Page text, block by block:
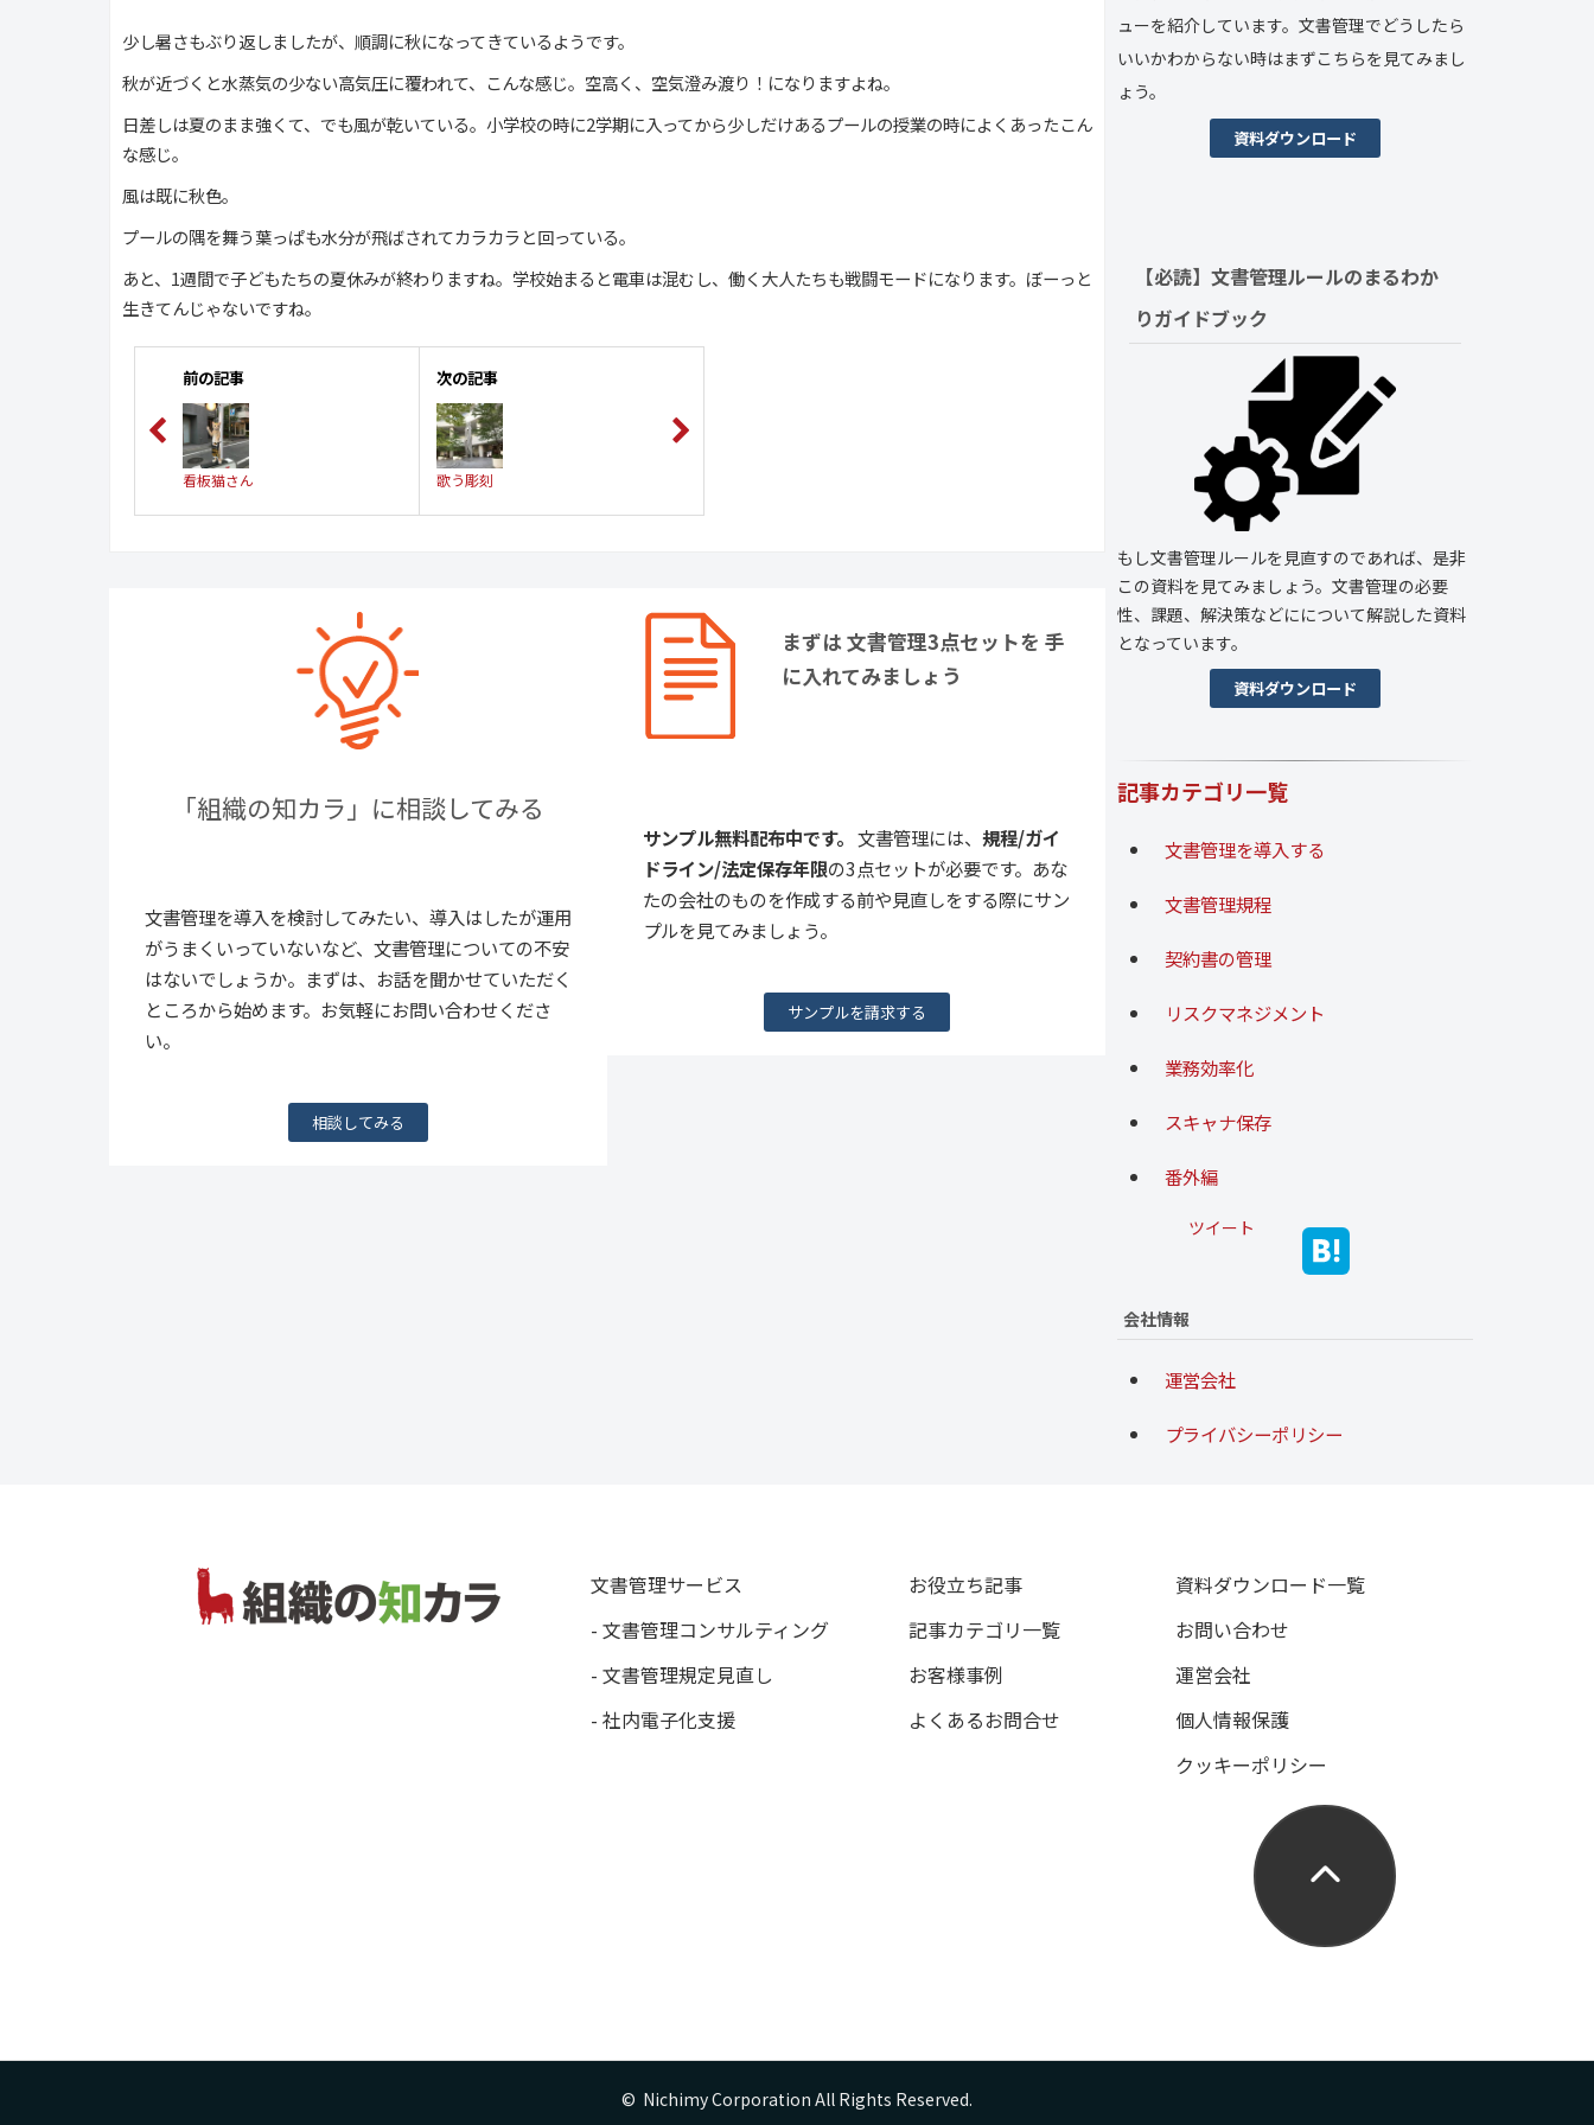
少し暑さもぶり返しましたが、順調に秋になってきているようです。
秋が近づくと水蒸気の少ない高気圧に覆われて、こんな感じ。空高く、空気澄み渡り！になりますよね。
日差しは夏のまま強くて、でも風が乾いている。小学校の時に2学期に入ってから少しだけあるプールの授業の時によくあったこん
な感じ。
風は既に秋色。
プールの隅を舞う葉っぱも水分が飛ばされてカラカラと回っている。
あと、1週間で子どもたちの夏休みが終わりますね。学校始まると電車は混むし、働く大人たちも戦闘モードになります。ぼーっと
生きてんじゃないですね。
前の記事
看板猫さん
次の記事
歌う彫刻
「組織の知カラ」に相談してみる
文書管理を導入を検討してみたい、導入はしたが運用
がうまくいっていないなど、文書管理についての不安
はないでしょうか。まずは、お話を聞かせていただく
ところから始めます。お気軽にお問い合わせくださ
い。
相談してみる
まずは 文書管理3点セットを 手
に入れてみましょう
サンプル無料配布中です。 文書管理には、 規程/ガイ
ドライン/法定保存年限の3点セットが必要です。あな
たの会社のものを作成する前や見直しをする際にサン
プルを見てみましょう。
サンプルを請求する
ューを紹介しています。文書管理でどうしたら
いいかわからない時はまずこちらを見てみまし
ょう。
資料ダウンロード
【必読】文書管理ルールのまるわか
りガイドブック
もし文書管理ルールを見直すのであれば、是非
この資料を見てみましょう。文書管理の必要
性、課題、解決策などにについて解説した資料
となっています。
資料ダウンロード
記事カテゴリ一覧
文書管理を導入する
文書管理規程
契約書の管理
リスクマネジメント
業務効率化
スキャナ保存
番外編
ツイート
会社情報
運営会社
プライバシーポリシー
文書管理サービス
- 文書管理コンサルティング
- 文書管理規定見直し
- 社内電子化支援
お役立ち記事
記事カテゴリ一覧
お客様事例
よくあるお問合せ
資料ダウンロード一覧
お問い合わせ
運営会社
個人情報保護
クッキーポリシー
©  Nichimy Corporation All Rights Reserved.